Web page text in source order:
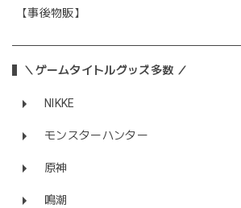
【事後物販】
＼ゲームタイトルグッズ多数 ／
NIKKE
モンスターハンター
原神
鳴潮